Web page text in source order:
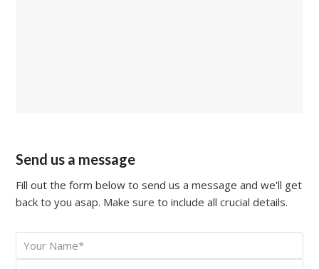
Send us a message
Fill out the form below to send us a message and we'll get
back to you asap. Make sure to include all crucial details.
Your
Name *